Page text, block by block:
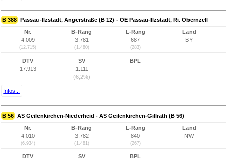
B 388 Passau-Ilzstadt, Angerstraße (B 12) - OE Passau-Ilzstadt, Ri. Obernzell
Nr.
4.009
(12.715)
B-Rang
3.781
(1.480)
L-Rang
687
(283)
Land
BY
DTV
17.913
SV
1.111
(6,2%)
BPL
Infos...
B 56 AS Geilenkirchen-Niederheid - AS Geilenkirchen-Gillrath (B 56)
Nr.
4.010
(6.934)
B-Rang
3.782
(1.481)
L-Rang
840
(267)
Land
NW
DTV
SV
BPL